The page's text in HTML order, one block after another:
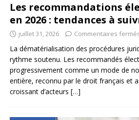
Les recommandations
en 2026 : tendances à
juillet 31, 2026 Commentaires
La dématérialisation des procédures
rythme soutenu. Les recommandés
progressivement comme un mode de
entière, reconnu par le droit français et
croissant d’acteurs […]